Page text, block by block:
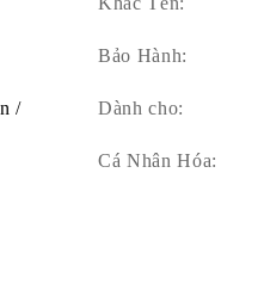
/
Bảo Hành:
Dành cho:
Cá Nhân Hóa: